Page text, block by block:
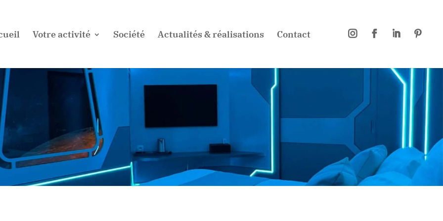
Votre activité Société Actualités & réalisations Contact    